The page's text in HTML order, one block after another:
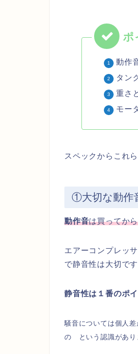
動作
タン
重さ
モー
スペックからこれ
①大切な動作
動作音は買ってか
エアーコンプレッ
で静音性は大切です
静音性は１番のポ
騒音については個人
の という認識があり